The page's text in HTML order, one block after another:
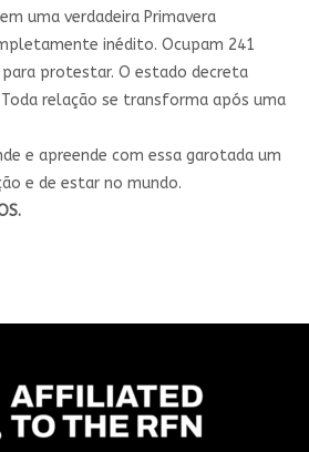
uma verdadeira Primavera
inédito. Ocupam 241
para protestar. O estado decreta
relação se transforma após uma
e apreende com essa garotada um
e de estar no mundo.